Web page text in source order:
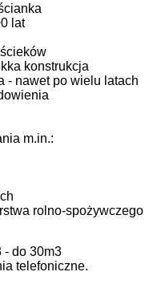
lat
konstrukcja
- nawet po wielu latach
m.in.:
rolno-spożywczego
- do 30m3
telefoniczne.